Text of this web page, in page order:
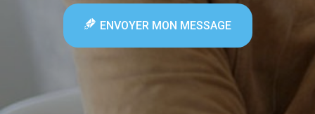
ENVOYER MON MESSAGE